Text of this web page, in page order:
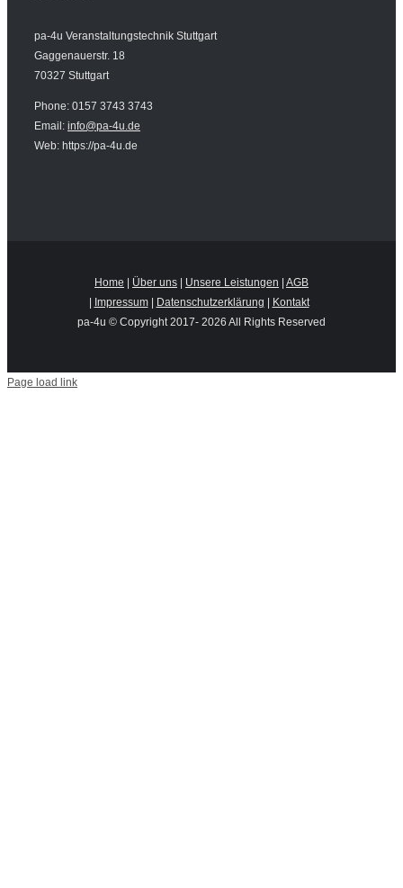
pa-4u Veranstaltungstechnik Stuttgart
Gaggenauerstr. 18
70327 Stuttgart
Phone: 0157 3743 3743
Email: info@pa-4u.de
Web: https://pa-4u.de
Home Über uns Unsere Leistungen
AGB
Impressum| Datenschutzerklärung
Kontakt
pa-4u © Copyright 2017- 2026 All Rights Reserved
Page load link